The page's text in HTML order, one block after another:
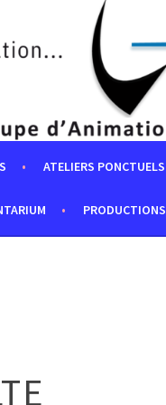
ATELIERS PONCTUELS
PRODUCTIONS